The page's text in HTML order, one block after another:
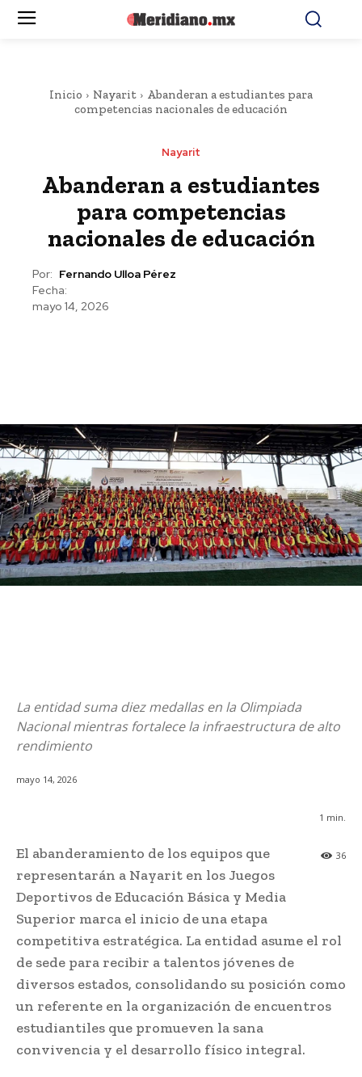
Inicio Nayarit
Abanderan a estudiantes para
competencias nacionales de educación
Nayarit
Abanderan a estudiantes
para competencias
nacionales de educación
Por: Fernando Ulloa Pérez
Fecha:
mayo 14, 2026
La entidad suma diez medallas en la Olimpiada
Nacional mientras fortalece la infraestructura de alto
rendimiento
mayo 14, 2026
1 min.
36
El abanderamiento de los equipos que
representarán a Nayarit en los Juegos
Deportivos de Educación Básica y Media
Superior marca el inicio de una etapa
competitiva estratégica. La entidad asume el rol
de sede para recibir a talentos jóvenes de
diversos estados, consolidando su posición como
un referente en la organización de encuentros
estudiantiles que promueven la sana
convivencia y el desarrollo físico integral.